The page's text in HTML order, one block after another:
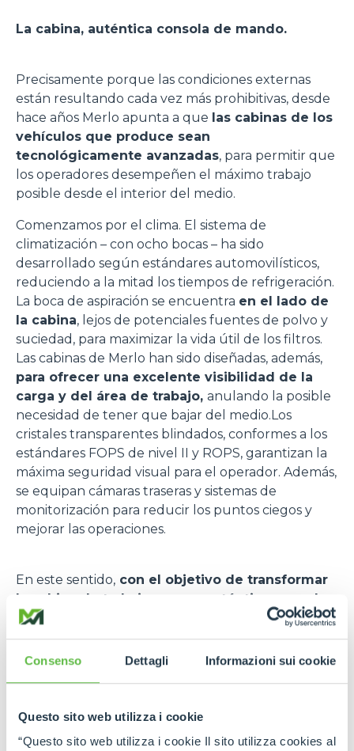
Consenso Dettagli Informazioni sui cookie
Questo sito web utilizza i cookie
“Questo sito web utilizza i cookie Il sito utilizza cookies al
La cabina, auténtica consola de mando.
Precisamente porque las condiciones externas
están resultando cada vez más prohibitivas, desde
hace años Merlo apunta a que las cabinas de los
vehículos que produce sean
tecnológicamente avanzadas, para permitir que
los operadores desempeñen el máximo trabajo
posible desde el interior del medio.
Comenzamos por el clima. El sistema de
climatización – con ocho bocas – ha sido
desarrollado según estándares automovilísticos,
reduciendo a la mitad los tiempos de refrigeración.
La boca de aspiración se encuentra en el lado de
la cabina, lejos de potenciales fuentes de polvo y
suciedad, para maximizar la vida útil de los filtros.
Las cabinas de Merlo han sido diseñadas, además,
para ofrecer una excelente visibilidad de la
carga y del área de trabajo, anulando la posible
necesidad de tener que bajar del medio.Los
cristales transparentes blindados, conformes a los
estándares FOPS de nivel II y ROPS, garantizan la
máxima seguridad visual para el operador. Además,
se equipan cámaras traseras y sistemas de
monitorización para reducir los puntos ciegos y
mejorar las operaciones.
En este sentido, con el objetivo de transformar
la cabina de trabajo en una auténtica consola
de mando
, una de las últimas innovaciones Merlo
en el ámbito del confort y la seguridad es el ASCS,
acrónimo de Adaptive Stability Control System, un
sobre tres aspectos fundamentales: la